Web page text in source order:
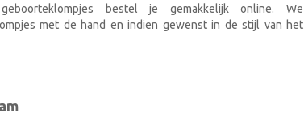
bestel je gemakkelijk online. We
met de hand en indien gewenst in de stijl van het